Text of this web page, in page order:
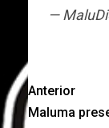
—
Anterior
Maluma